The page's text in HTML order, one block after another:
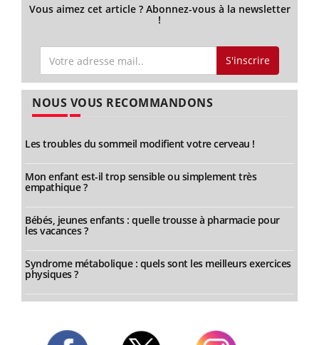
Vous aimez cet article ? Abonnez-vous à la newsletter
!
S'inscrire
NOUS VOUS RECOMMANDONS
Les troubles du sommeil modifient votre cerveau !
Mon enfant est-il trop sensible ou simplement très
empathique ?
Bébés, jeunes enfants : quelle trousse à pharmacie pour
les vacances ?
Syndrome métabolique : quels sont les meilleurs exercices
physiques ?